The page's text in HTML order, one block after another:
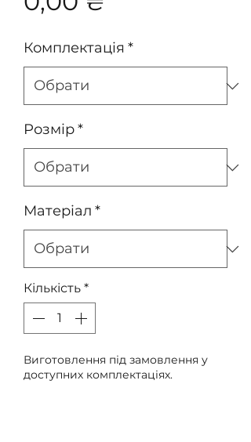
Комплектація *
Розмір*
Матеріал *
Кількість *
Виготовлення під замовлення у
доступних комплектаціях.